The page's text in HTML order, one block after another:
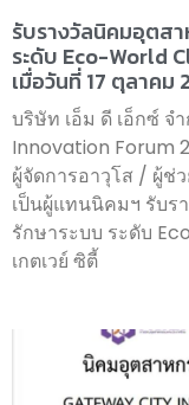
รับรางวัลนิคมอุตส
ระดับ Eco-World
เมื่อวันที่ 17 ตุลาคม
บริษัท เอ็ม ดี เอ็กซ์ จ
Innovation Forum
ผู้จัดการอาวุโส / ผู้ช่
เป็นผู้แทนนิคมฯ รับร
รักษาระบบ ระดับ
เกตเวย์ ซิตี้